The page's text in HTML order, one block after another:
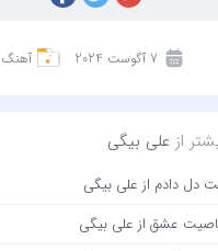
7 آگوست 2024 آهنگ
از علی بیگی
دل دادم از علی بیگی
عشق از علی بیگی